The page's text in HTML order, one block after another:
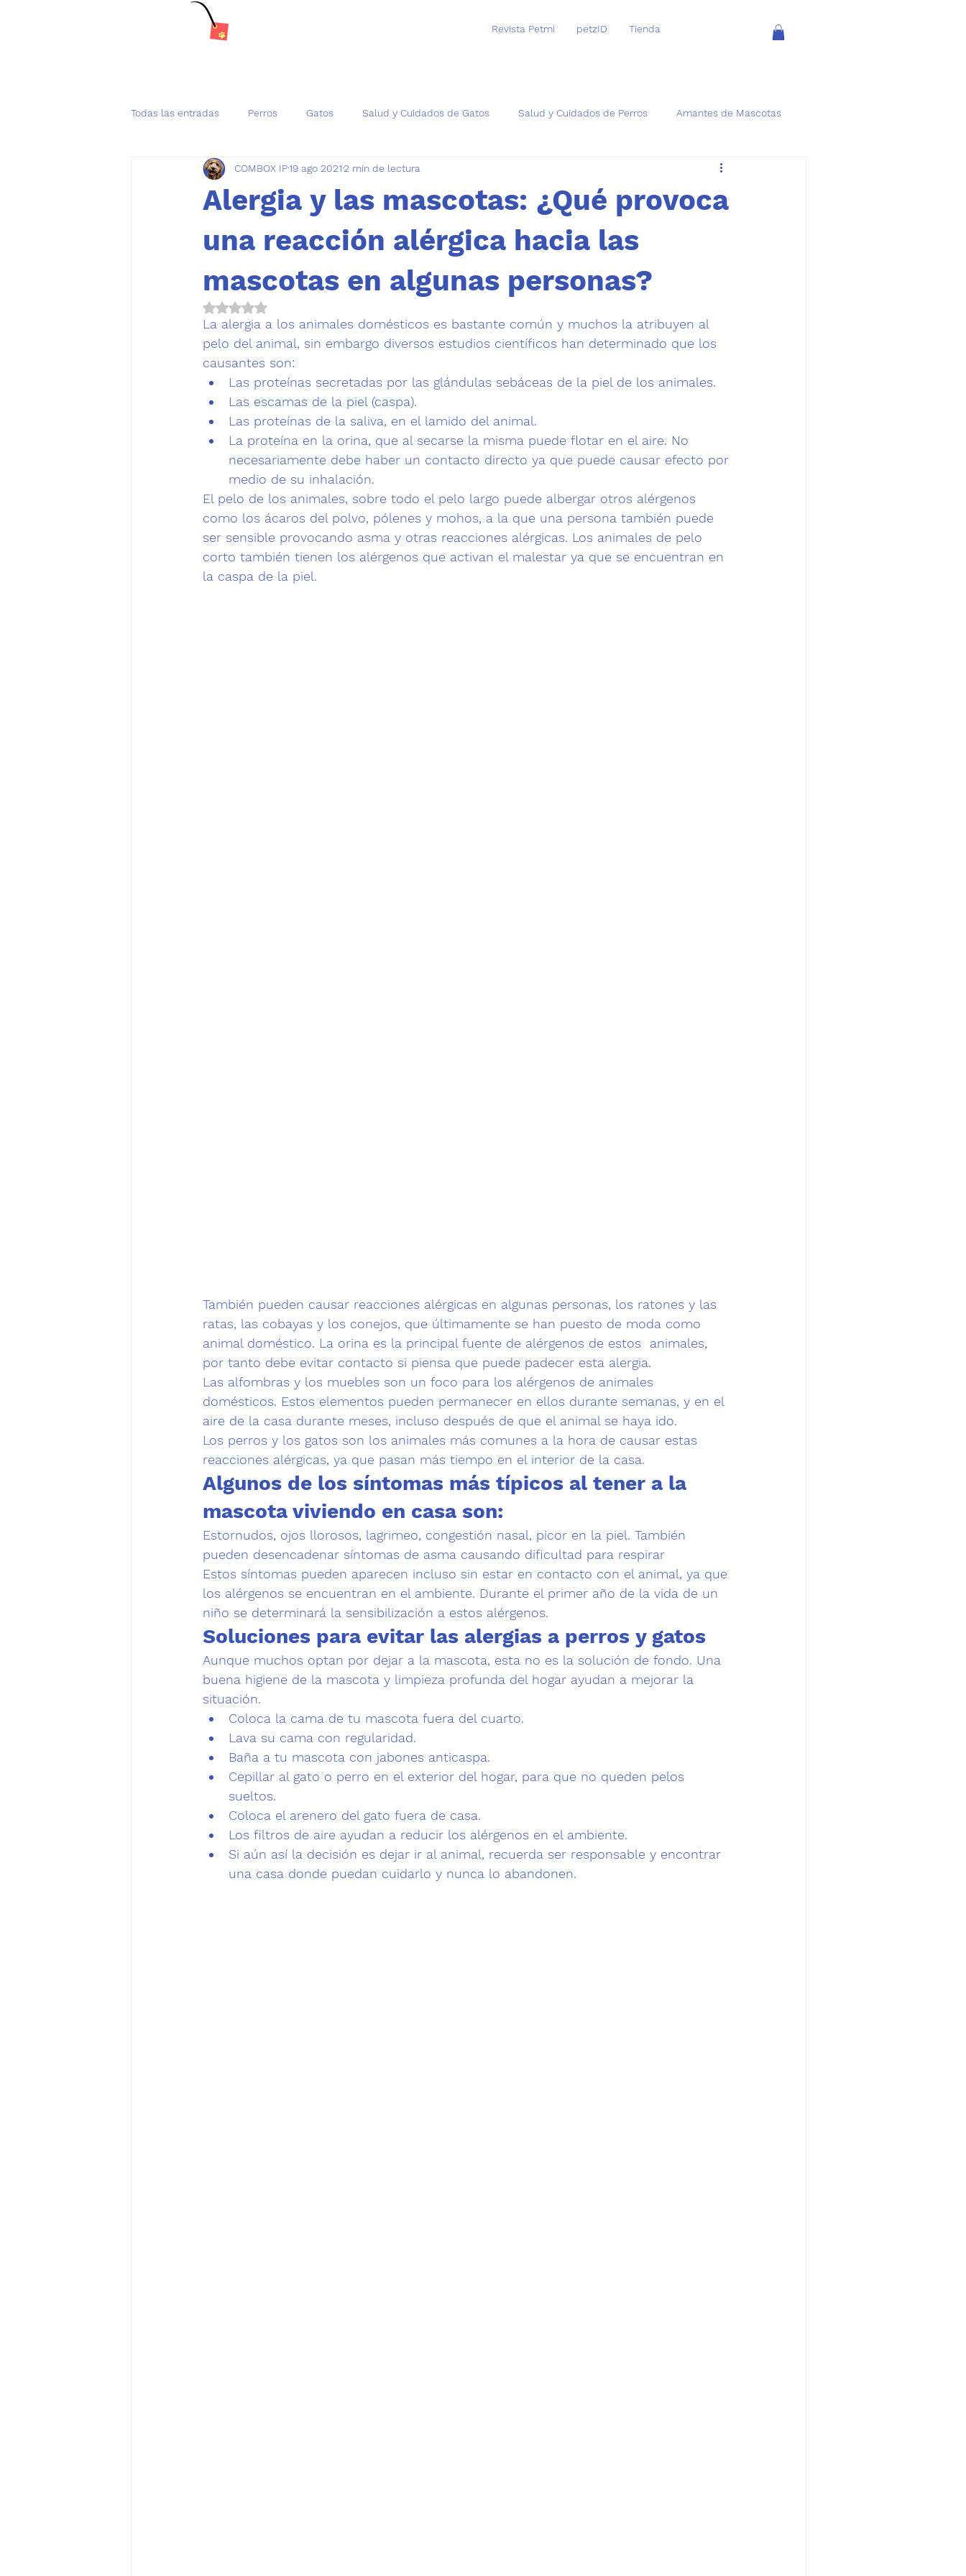
Revista Petmi petzID Tienda
Todas las entradas Perros Gatos Salud y Cuidados de Gatos Salud y Cuidados de Perros Amantes de Mascotas
Tenencia Responsable de mascotas
Alergia y las mascotas: ¿Qué provoca
una reacción alérgica hacia las
mascotas en algunas personas?
COMBOX IP19 ago 20212 min de lectura
Obtuvo NaN de 5 estrellas.
La alergia a los animales domésticos es bastante común y muchos la atribuyen al
pelo del animal, sin embargo diversos estudios científicos han determinado que los
causantes son:
Las proteínas secretadas por las glándulas sebáceas de la piel de los animales.
Las escamas de la piel (caspa).
Las proteínas de la saliva, en el lamido del animal.
La proteína en la orina, que al secarse la misma puede flotar en el aire. No
necesariamente debe haber un contacto directo ya que puede causar efecto por
medio de su inhalación.
El pelo de los animales, sobre todo el pelo largo puede albergar otros alérgenos
como los ácaros del polvo, pólenes y mohos, a la que una persona también puede
ser sensible provocando asma y otras reacciones alérgicas. Los animales de pelo
corto también tienen los alérgenos que activan el malestar ya que se encuentran en
la caspa de la piel.
También pueden causar reacciones alérgicas en algunas personas, los ratones y las
ratas, las cobayas y los conejos, que últimamente se han puesto de moda como
animal doméstico. La orina es la principal fuente de alérgenos de estos  animales,
por tanto debe evitar contacto si piensa que puede padecer esta alergia.
Las alfombras y los muebles son un foco para los alérgenos de animales
domésticos. Estos elementos pueden permanecer en ellos durante semanas, y en el
aire de la casa durante meses, incluso después de que el animal se haya ido.
Los perros y los gatos son los animales más comunes a la hora de causar estas
reacciones alérgicas, ya que pasan más tiempo en el interior de la casa.
Algunos de los síntomas más típicos al tener a la
mascota viviendo en casa son:
Estornudos, ojos llorosos, lagrimeo, congestión nasal, picor en la piel. También
pueden desencadenar síntomas de asma causando dificultad para respirar
Estos síntomas pueden aparecen incluso sin estar en contacto con el animal, ya que
los alérgenos se encuentran en el ambiente. Durante el primer año de la vida de un
niño se determinará la sensibilización a estos alérgenos.
Soluciones para evitar las alergias a perros y gatos
Aunque muchos optan por dejar a la mascota, esta no es la solución de fondo. Una
buena higiene de la mascota y limpieza profunda del hogar ayudan a mejorar la
situación.
Coloca la cama de tu mascota fuera del cuarto.
Lava su cama con regularidad.
Baña a tu mascota con jabones anticaspa.
Cepillar al gato o perro en el exterior del hogar, para que no queden pelos
sueltos.
Coloca el arenero del gato fuera de casa.
Los filtros de aire ayudan a reducir los alérgenos en el ambiente.
Si aún así la decisión es dejar ir al animal, recuerda ser responsable y encontrar
una casa donde puedan cuidarlo y nunca lo abandonen.